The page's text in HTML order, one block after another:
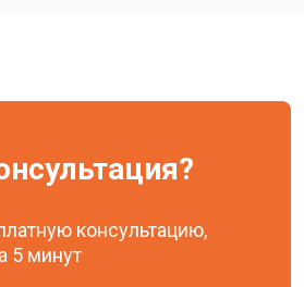
консультацию,
5 минут